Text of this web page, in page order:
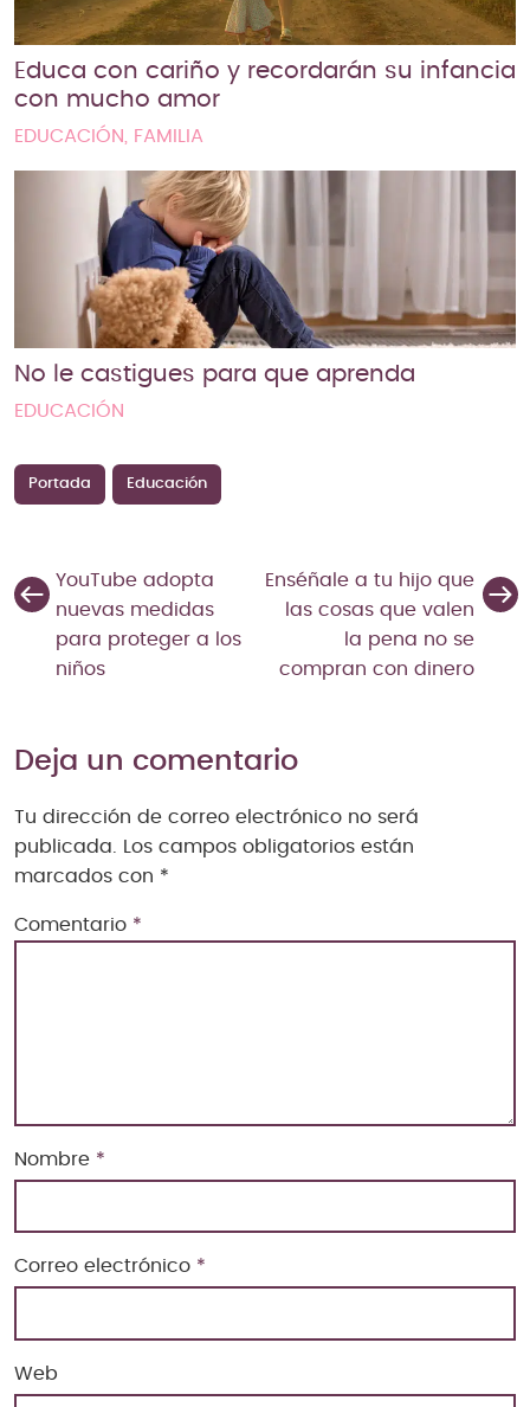
Educa con cariño y recordarán su infancia
con mucho amor
EDUCACIÓN, FAMILIA
No le castigues para que aprenda
EDUCACIÓN
Portada Educación
YouTube adopta
nuevas medidas
para proteger a los
niños
Enséñale a tu hijo que
las cosas que valen
la pena no se
compran con dinero
Deja un comentario
Tu dirección de correo electrónico no será
publicada.
Los campos obligatorios están
marcados con *
Comentario *
Nombre *
Correo electrónico *
Web